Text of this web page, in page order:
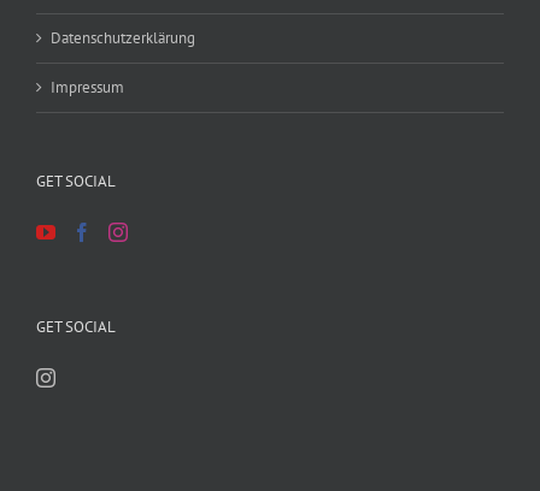
Datenschutzerklärung
Impressum
GET SOCIAL
GET SOCIAL